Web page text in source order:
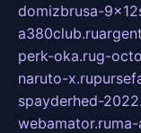
domizbrusa-
a380club.ru
perk-oka.rug-
naruto-x.ru
spayderhed-
webamator.ruma-